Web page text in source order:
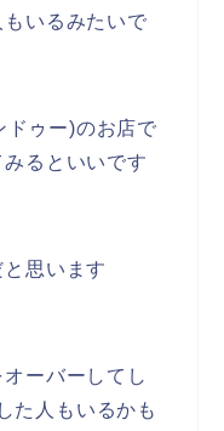
いるみたいで
ドゥー)のお店で
るといいです
思います
ーバーしてし
た人もいるかも